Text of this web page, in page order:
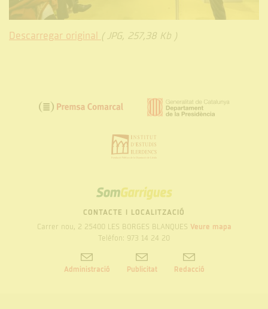
Descarregar original ( JPG, 257,38 Kb )
SOM
GARRIGUES
CONTACTE I LOCALITZACIÓ
Carrer nou, 2 25400 LES BORGES BLANQUES Veure mapa
Telèfon: 973 14 24 20
Administració Publicitat Redacció